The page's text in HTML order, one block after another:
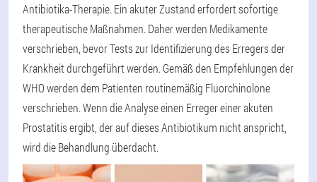
Antibiotika-Therapie. Ein akuter Zustand erfordert sofortige
therapeutische Maßnahmen. Daher werden Medikamente
verschrieben, bevor Tests zur Identifizierung des Erregers der
Krankheit durchgeführt werden. Gemäß den Empfehlungen der
WHO werden dem Patienten routinemäßig Fluorchinolone
verschrieben. Wenn die Analyse einen Erreger einer akuten
Prostatitis ergibt, der auf dieses Antibiotikum nicht anspricht,
wird die Behandlung überdacht.